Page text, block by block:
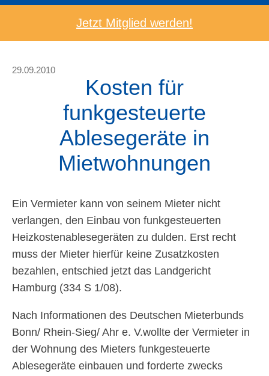
Jetzt Mitglied werden!
29.09.2010
Kosten für
funkgesteuerte
Ablesegeräte in
Mietwohnungen
Ein Vermieter kann von seinem Mieter nicht
verlangen, den Einbau von funkgesteuerten
Heizkostenablesegeräten zu dulden. Erst recht
muss der Mieter hierfür keine Zusatzkosten
bezahlen, entschied jetzt das Landgericht
Hamburg (334 S 1/08).
Nach Informationen des Deutschen Mieterbunds
Bonn/ Rhein-Sieg/ Ahr e. V.wollte der Vermieter in
der Wohnung des Mieters funkgesteuerte
Ablesegeräte einbauen und forderte zwecks